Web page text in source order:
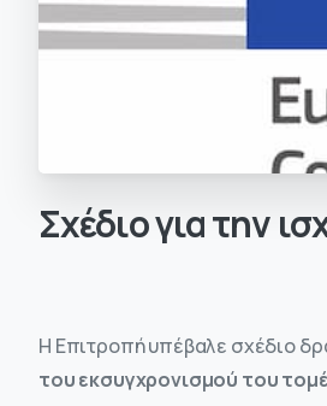
Σχέδιογιατην
Η Επιτροπή υπέβαλε σχέδιο
του εκσυγχρονισμού του